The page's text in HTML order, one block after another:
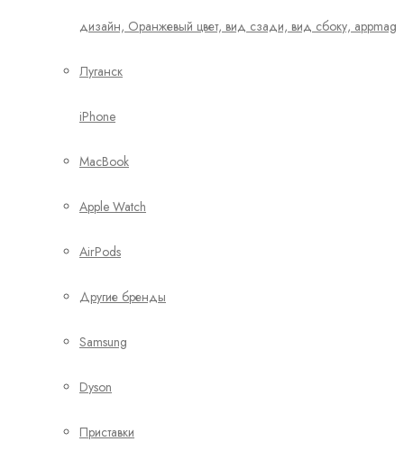
iPhone
MacBook
Apple Watch
AirPods
Другие бренды
Samsung
Dyson
Приставки